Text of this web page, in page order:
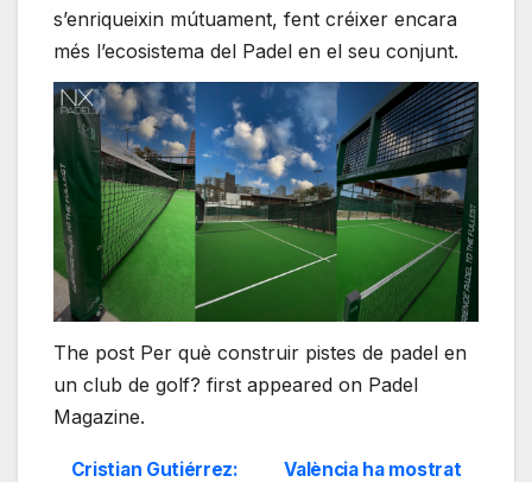
s’enriqueixin mútuament, fent créixer encara
més l’ecosistema del Padel en el seu conjunt.
The post Per què construir pistes de padel en
un club de golf? first appeared on Padel
Magazine.
València ha mostrat
Cristian Gutiérrez: